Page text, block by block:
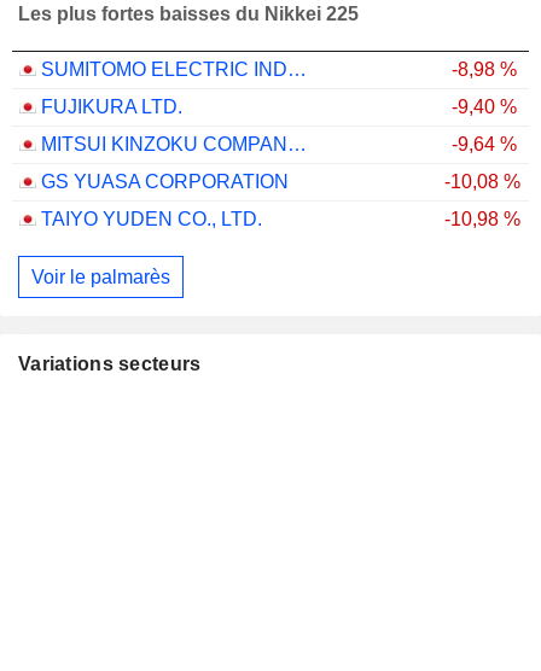
Les plus fortes baisses du Nikkei 225
SUMITOMO ELECTRIC INDUSTRIES, LTD.
-8,98 %
FUJIKURA LTD.
-9,40 %
MITSUI KINZOKU COMPANY, LIMITED
-9,64 %
GS YUASA CORPORATION
-10,08 %
TAIYO YUDEN CO., LTD.
-10,98 %
Voir le palmarès
Variations secteurs